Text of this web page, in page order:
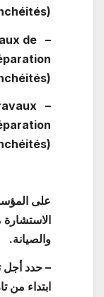
de
على
والصيانة.